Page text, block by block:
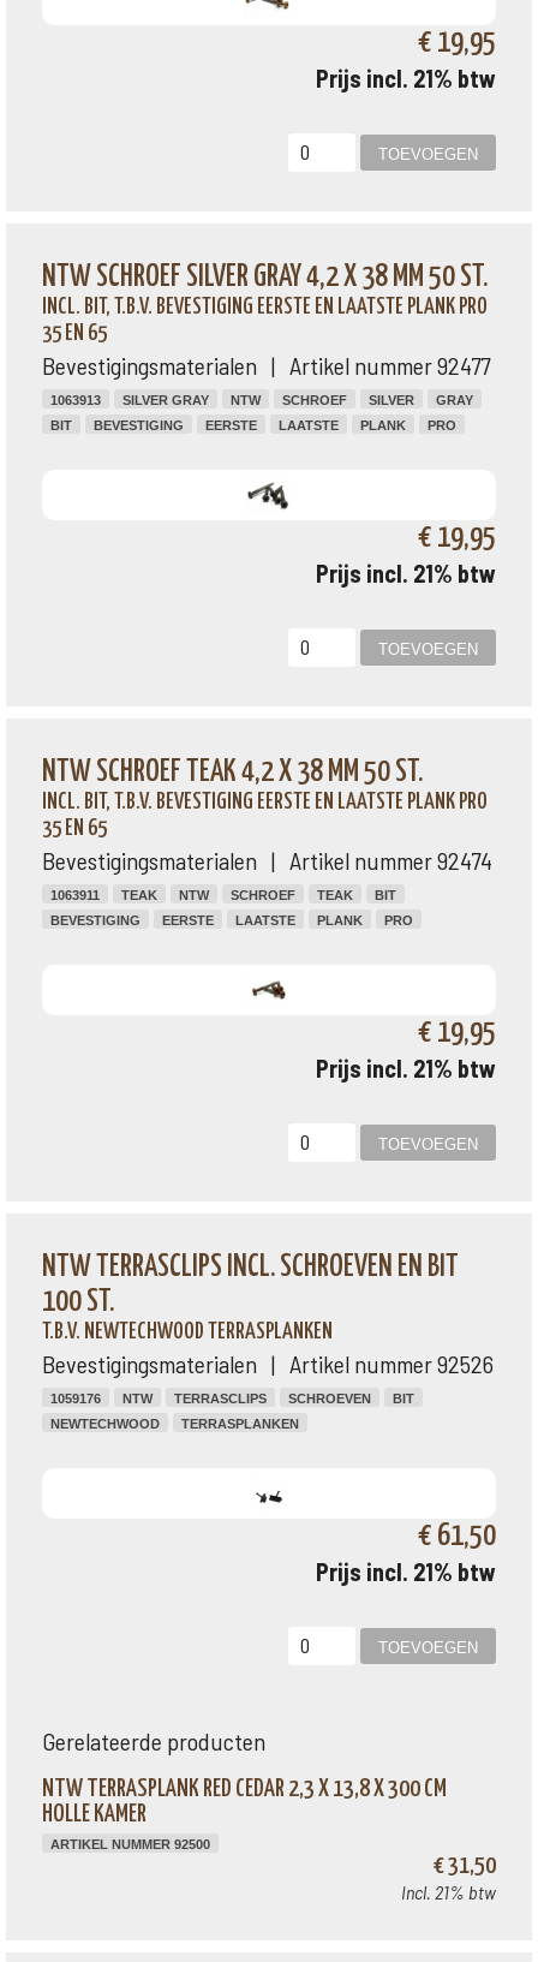
€ 19,95
Prijs incl. 21% btw
NTW SCHROEF SILVER GRAY 4,2 X 38 MM 50 ST.
INCL. BIT, T.B.V. BEVESTIGING EERSTE EN LAATSTE PLANK PRO
35 EN 65
Bevestigingsmaterialen | Artikel nummer 92477
1063913 SILVER GRAY NTW SCHROEF SILVER
GRAY
BIT
BEVESTIGING EERSTE LAATSTE PLANK PRO
€ 19,95
Prijs incl. 21% btw
NTW SCHROEF TEAK 4,2 X 38 MM 50 ST.
INCL. BIT, T.B.V. BEVESTIGING EERSTE EN LAATSTE PLANK PRO
35 EN 65
Bevestigingsmaterialen | Artikel nummer 92474
1063911 TEAK NTW SCHROEF TEAK
BIT
BEVESTIGING
EERSTE LAATSTE PLANK PRO
€ 19,95
Prijs incl. 21% btw
NTW TERRASCLIPS INCL. SCHROEVEN EN BIT
100 ST.
T.B.V. NEWTECHWOOD TERRASPLANKEN
Bevestigingsmaterialen | Artikel nummer 92526
1059176 NTW TERRASCLIPS SCHROEVEN
BIT
NEWTECHWOOD
TERRASPLANKEN
€ 61,50
Prijs incl. 21% btw
Gerelateerde producten
NTW TERRASPLANK RED CEDAR 2,3 X 13,8 X 300 CM
HOLLE KAMER
ARTIKEL NUMMER 92500
€ 31,50
Incl. 21% btw